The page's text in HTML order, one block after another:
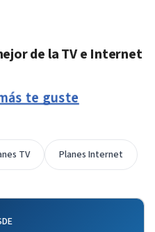
de la TV e Internet
te guste
TV Planes Internet